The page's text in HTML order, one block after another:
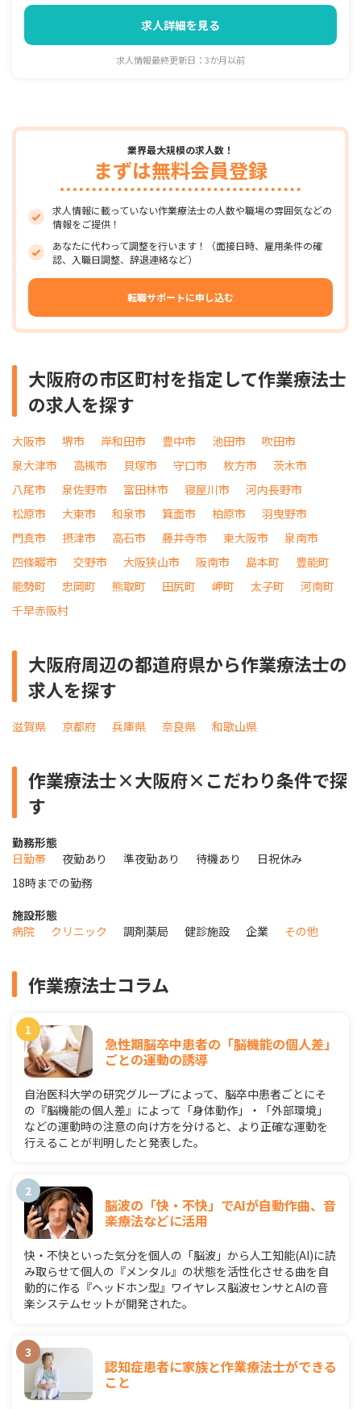
求人詳細を見る
求人情報最終更新日：3か月以前
業界最大規模の求人数！
まずは無料会員登録
求人情報に載っていない作業療法士の人数や職場の雰囲気などの
情報をご提供！
あなたに代わって調整を行います！（面接日時、雇用条件の確
認、入職日調整、辞退連絡など）
転職サポートに申し込む
大阪府の市区町村を指定して作業療法士
の求人を探す
大阪市 堺市 岸和田市 豊中市 池田市
吹田市
泉大津市
高槻市 貝塚市 守口市 枚方市
茨木市
八尾市
泉佐野市 富田林市 寝屋川市
河内長野市
松原市
大東市 和泉市 箕面市 柏原市
羽曳野市
門真市
摂津市 高石市 藤井寺市 東大阪市
泉南市
四條畷市
交野市 大阪狭山市 阪南市 島本町
豊能町
能勢町
忠岡町 熊取町 田尻町 岬町 太子町
河南町
千早赤阪村
大阪府周辺の都道府県から作業療法士の
求人を探す
滋賀県 京都府 兵庫県 奈良県 和歌山県
作業療法士×大阪府×こだわり条件で探
す
勤務形態
日勤帯
夜勤あり 準夜勤あり 待機あり
日祝休み
18時までの勤務
施設形態
病院
クリニック 調剤薬局 健診施設 企業 その他
作業療法士コラム
急性期脳卒中患者の「脳機能の個人差」
ごとの運動の誘導
自治医科大学の研究グループによって、脳卒中患者ごとにそ
の『脳機能の個人差』によって「身体動作」・「外部環境」
などの運動時の注意の向け方を分けると、より正確な運動を
行えることが判明したと発表した。
脳波の「快・不快」でAIが自動作曲、音
楽療法などに活用
快・不快といった気分を個人の「脳波」から人工知能(AI)に読
み取らせて個人の『メンタル』の状態を活性化させる曲を自
動的に作る『ヘッドホン型』ワイヤレス脳波センサとAIの音
楽システムセットが開発された。
認知症患者に家族と作業療法士ができる
こと